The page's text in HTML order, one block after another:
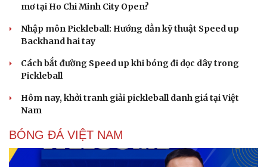
mơ tại Ho Chi Minh City Open?
Nhập môn Pickleball: Hướng dẫn kỹ thuật Speed up
Backhand hai tay
Cách bắt đường Speed up khi bóng đi dọc dây trong
Pickleball
Hôm nay, khởi tranh giải pickleball danh giá tại Việt
Nam
BÓNG ĐÁ VIỆT NAM